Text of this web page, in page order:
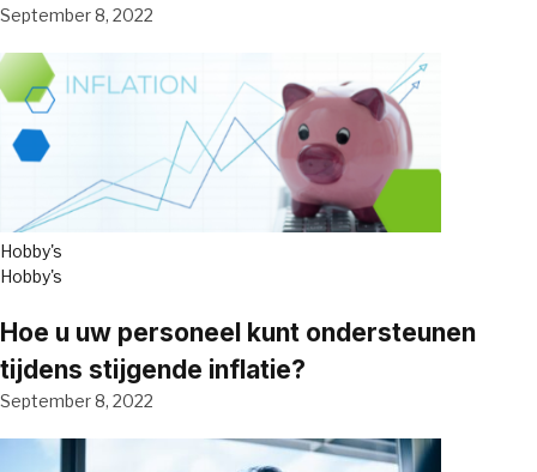
September 8, 2022
Hobby's
Hobby's
Hoe u uw personeel kunt ondersteunen
tijdens stijgende inflatie?
September 8, 2022